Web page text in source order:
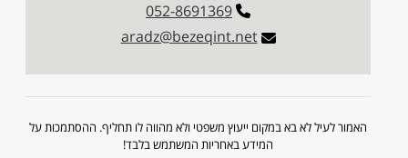
052-8691369
aradz@bezeqint.net
האמור לעיל לא בא במקום ייעוץ משפטי ולא מהווה לו תחליף. ההסתמכות על
המידע באחריות המשתמש בלבד!